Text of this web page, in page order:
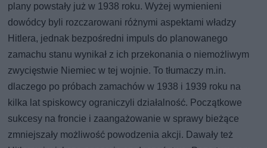
plany powstały już w 1938 roku. Wyżej wymienieni
dowódcy byli rozczarowani różnymi aspektami władzy
Hitlera, jednak bezpośredni impuls do planowanego
zamachu stanu wynikał z ich przekonania o niemożliwym
zwycięstwie Niemiec w tej wojnie. To tłumaczy m.in.
dlaczego po próbach zamachów w 1938 i 1939 roku na
kilka lat spiskowcy ograniczyli działalność. Początkowe
sukcesy na froncie i zaangażowanie w sprawy bieżące
zmniejszały możliwość powodzenia akcji. Dawały też